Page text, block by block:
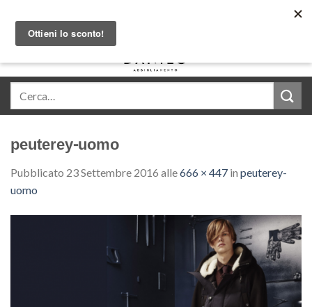
content
peuterey-uomo
Pubblicato 23 Settembre 2016 alle666 × 447 in peuterey-
uomo